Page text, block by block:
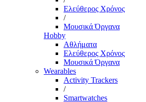
Ελεύθερος Χρόνος
/
Μουσικά Όργανα
Hobby
Αθλήματα
Ελεύθερος Χρόνος
Μουσικά Όργανα
Wearables
Activity Trackers
/
Smartwatches